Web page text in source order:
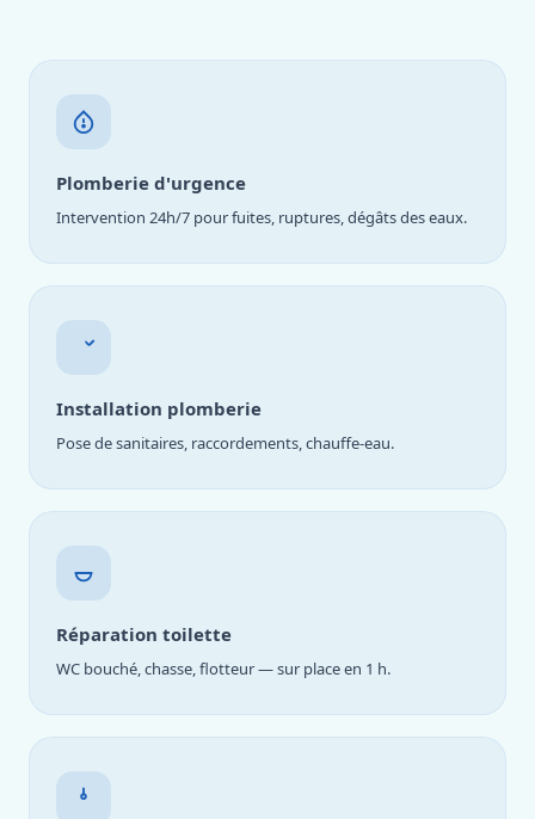
Plomberie d'urgence
Intervention 24h/7 pour fuites, ruptures, dégâts des eaux.
Installation plomberie
Pose de sanitaires, raccordements, chauffe-eau.
Réparation toilette
WC bouché, chasse, flotteur — sur place en 1 h.